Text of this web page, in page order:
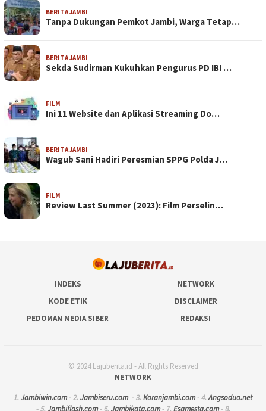
BERITA JAMBI
Tanpa Dukungan Pemkot Jambi, Warga Tetap…
BERITA JAMBI
Sekda Sudirman Kukuhkan Pengurus PD IBI …
FILM
Ini 11 Website dan Aplikasi Streaming Do…
BERITA JAMBI
Wagub Sani Hadiri Peresmian SPPG Polda J…
FILM
Review Last Summer (2023): Film Perselin…
INDEKS
NETWORK
KODE ETIK
DISCLAIMER
PEDOMAN MEDIA SIBER
REDAKSI
© 2024 Lajuberita.id - All Rights Reserved
NETWORK
1. Jambiwin.com- 2. Jambiseru.com- 3. Koranjambi.com- 4.Angsoduo.net
- 5. Jambiflash.com- 6. Jambikata.com- 7. Esamesta.com- 8.